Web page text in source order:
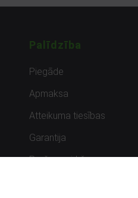
Palīdzība
Piegāde
Apmaksa
Atteikuma tiesības
Garantija
Preču uzpirkšana